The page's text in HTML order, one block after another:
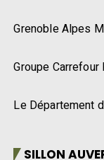
Grenoble Alpes
Groupe Carrefour
Le Département
SILLON